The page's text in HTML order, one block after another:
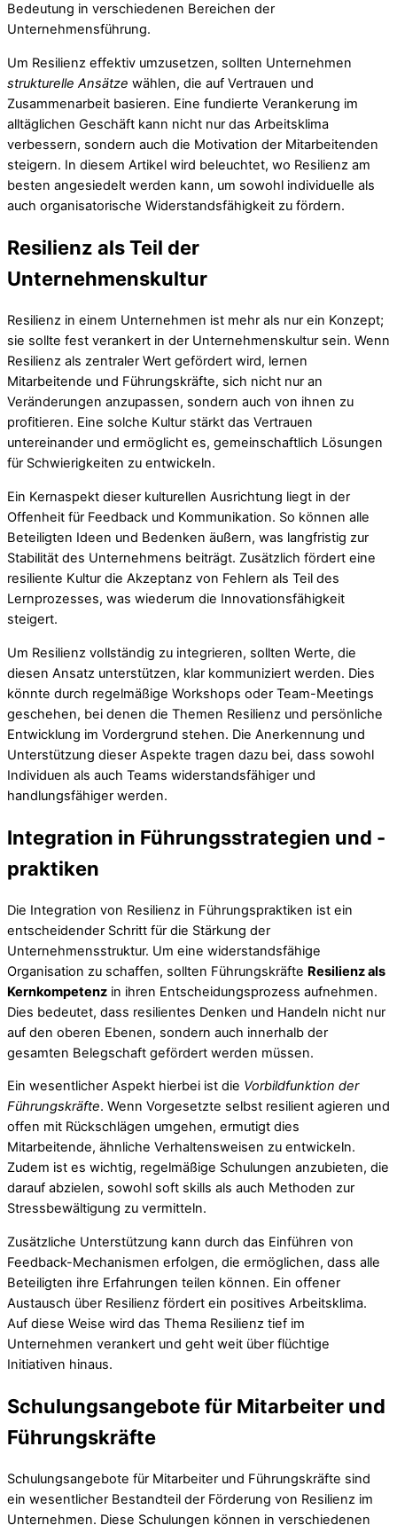
Bedeutung in verschiedenen Bereichen der
Unternehmensführung.
Um Resilienz effektiv umzusetzen, sollten Unternehmen
strukturelle Ansätze wählen, die auf Vertrauen und
Zusammenarbeit basieren. Eine fundierte Verankerung im
alltäglichen Geschäft kann nicht nur das Arbeitsklima
verbessern, sondern auch die Motivation der Mitarbeitenden
steigern. In diesem Artikel wird beleuchtet, wo Resilienz am
besten angesiedelt werden kann, um sowohl individuelle als
auch organisatorische Widerstandsfähigkeit zu fördern.
Resilienz als Teil der
Unternehmenskultur
Resilienz in einem Unternehmen ist mehr als nur ein Konzept;
sie sollte fest verankert in der Unternehmenskultur sein. Wenn
Resilienz als zentraler Wert gefördert wird, lernen
Mitarbeitende und Führungskräfte, sich nicht nur an
Veränderungen anzupassen, sondern auch von ihnen zu
profitieren. Eine solche Kultur stärkt das Vertrauen
untereinander und ermöglicht es, gemeinschaftlich Lösungen
für Schwierigkeiten zu entwickeln.
Ein Kernaspekt dieser kulturellen Ausrichtung liegt in der
Offenheit für Feedback und Kommunikation. So können alle
Beteiligten Ideen und Bedenken äußern, was langfristig zur
Stabilität des Unternehmens beiträgt. Zusätzlich fördert eine
resiliente Kultur die Akzeptanz von Fehlern als Teil des
Lernprozesses, was wiederum die Innovationsfähigkeit
steigert.
Um Resilienz vollständig zu integrieren, sollten Werte, die
diesen Ansatz unterstützen, klar kommuniziert werden. Dies
könnte durch regelmäßige Workshops oder Team-Meetings
geschehen, bei denen die Themen Resilienz und persönliche
Entwicklung im Vordergrund stehen. Die Anerkennung und
Unterstützung dieser Aspekte tragen dazu bei, dass sowohl
Individuen als auch Teams widerstandsfähiger und
handlungsfähiger werden.
Integration in Führungsstrategien und -
praktiken
Die Integration von Resilienz in Führungspraktiken ist ein
entscheidender Schritt für die Stärkung der
Unternehmensstruktur. Um eine widerstandsfähige
Organisation zu schaffen, sollten Führungskräfte Resilienz als
Kernkompetenz in ihren Entscheidungsprozess aufnehmen.
Dies bedeutet, dass resilientes Denken und Handeln nicht nur
auf den oberen Ebenen, sondern auch innerhalb der
gesamten Belegschaft gefördert werden müssen.
Ein wesentlicher Aspekt hierbei ist die Vorbildfunktion der
Führungskräfte. Wenn Vorgesetzte selbst resilient agieren und
offen mit Rückschlägen umgehen, ermutigt dies
Mitarbeitende, ähnliche Verhaltensweisen zu entwickeln.
Zudem ist es wichtig, regelmäßige Schulungen anzubieten, die
darauf abzielen, sowohl soft skills als auch Methoden zur
Stressbewältigung zu vermitteln.
Zusätzliche Unterstützung kann durch das Einführen von
Feedback-Mechanismen erfolgen, die ermöglichen, dass alle
Beteiligten ihre Erfahrungen teilen können. Ein offener
Austausch über Resilienz fördert ein positives Arbeitsklima.
Auf diese Weise wird das Thema Resilienz tief im
Unternehmen verankert und geht weit über flüchtige
Initiativen hinaus.
Schulungsangebote für Mitarbeiter und
Führungskräfte
Schulungsangebote für Mitarbeiter und Führungskräfte sind
ein wesentlicher Bestandteil der Förderung von Resilienz im
Unternehmen. Diese Schulungen können in verschiedenen